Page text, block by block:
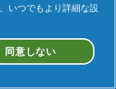
いつでもより詳細な設
同意しない